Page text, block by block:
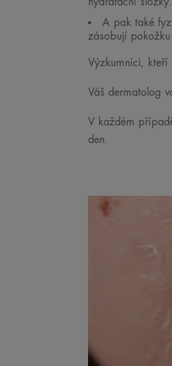
A pak také
zásobují
Výzkumníci, kteří
Váš dermatolog
V každém
den.